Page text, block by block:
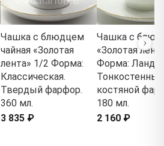
Чашка с блюдцем
чайная «Золотая
лента» 1/2 Форма:
Классическая.
Твердый фарфор.
360 мл.
3 835 ₽
Чашка с
«Золотая
Форма:
Тонкостенный
костяной
180 мл.
2 160 ₽